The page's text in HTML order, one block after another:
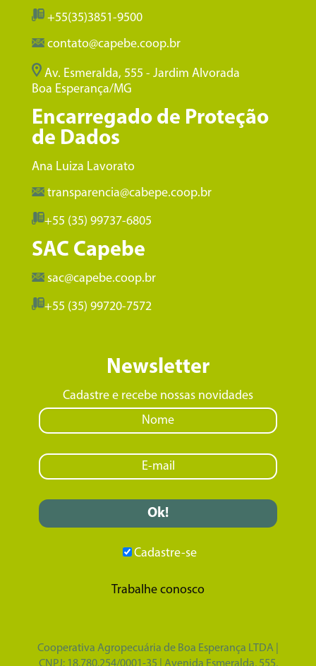
+55(35)3851-9500
contato@capebe.coop.br
Av. Esmeralda, 555 - Jardim Alvorada
Boa Esperança/MG
Encarregado de Proteção
de Dados
Ana Luiza Lavorato
transparencia@cabepe.coop.br
+55 (35) 99737-6805
SAC Capebe
sac@capebe.coop.br
+55 (35) 99720-7572
Newsletter
Cadastre e recebe nossas novidades
Cadastre-se
Trabalhe conosco
Cooperativa Agropecuária de Boa Esperança LTDA |